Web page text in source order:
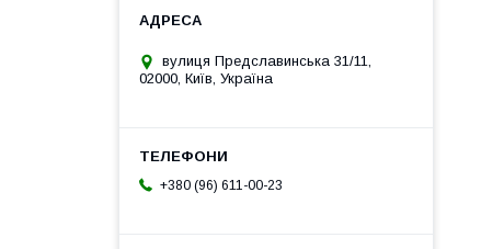
вулиця Предславинська 31/11,
02000, Київ, Україна
+380 (96) 611-00-23